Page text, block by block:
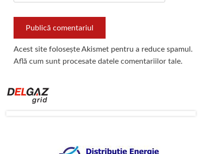
Acest site folosește Akismet pentru a reduce spamul.
Află cum sunt procesate datele comentariilor tale.